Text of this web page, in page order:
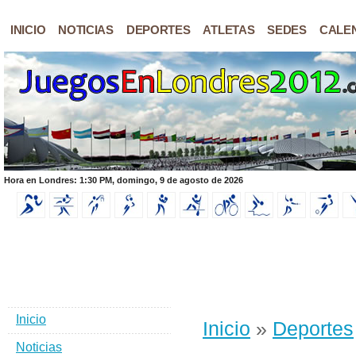
INICIO NOTICIAS DEPORTES ATLETAS SEDES
Hora en Londres: 1:30 PM, domingo, 9 de agosto de 2026
Inicio » Deportes
Inicio
Noticias